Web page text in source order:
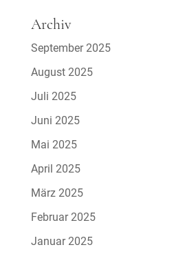
Archiv
September 2025
August 2025
Juli 2025
Juni 2025
Mai 2025
April 2025
März 2025
Februar 2025
Januar 2025